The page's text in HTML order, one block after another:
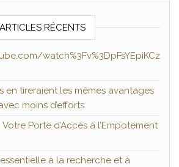
ARTICLES RÉCENTS
watch%3Fv%3DpFsYEpiKCz
en tireraient les mêmes avantages
moins d’efforts
Porte d’Accès à l’Empotement
à la recherche et à